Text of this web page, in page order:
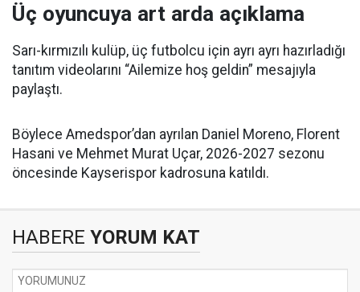
Üç oyuncuya art arda açıklama
Sarı-kırmızılı kulüp, üç futbolcu için ayrı ayrı hazırladığı
tanıtım videolarını “Ailemize hoş geldin” mesajıyla
paylaştı.
Böylece Amedspor’dan ayrılan Daniel Moreno, Florent
Hasani ve Mehmet Murat Uçar, 2026-2027 sezonu
öncesinde Kayserispor kadrosuna katıldı.
HABERE YORUM KAT